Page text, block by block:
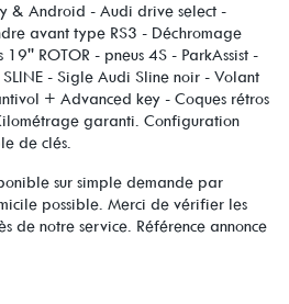
& Android - Audi drive select -
avant type RS3 - Déchromage
ROTOR - pneus 4S - ParkAssist -
- Sigle Audi Sline noir - Volant
+ Advanced key - Coques rétros
garanti. Configuration
de clés.
sur simple demande par
possible. Merci de vérifier les
de notre service. Référence annonce